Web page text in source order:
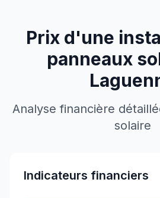
Prix d'une
panneaux
Analyse financière
solaire
Indicateurs financiers